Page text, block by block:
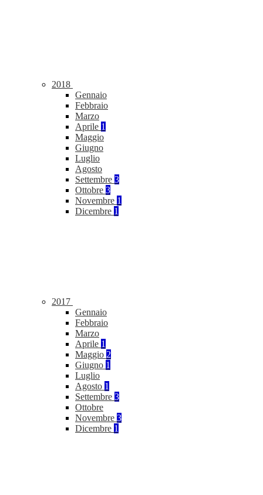
2018
Gennaio
Febbraio
Marzo
Aprile 1
Maggio
Giugno
Luglio
Agosto
Settembre 3
Ottobre 3
Novembre 1
Dicembre 1
2017
Gennaio
Febbraio
Marzo
Aprile 1
Maggio 2
Giugno 1
Luglio
Agosto 1
Settembre 3
Ottobre
Novembre 3
Dicembre 1